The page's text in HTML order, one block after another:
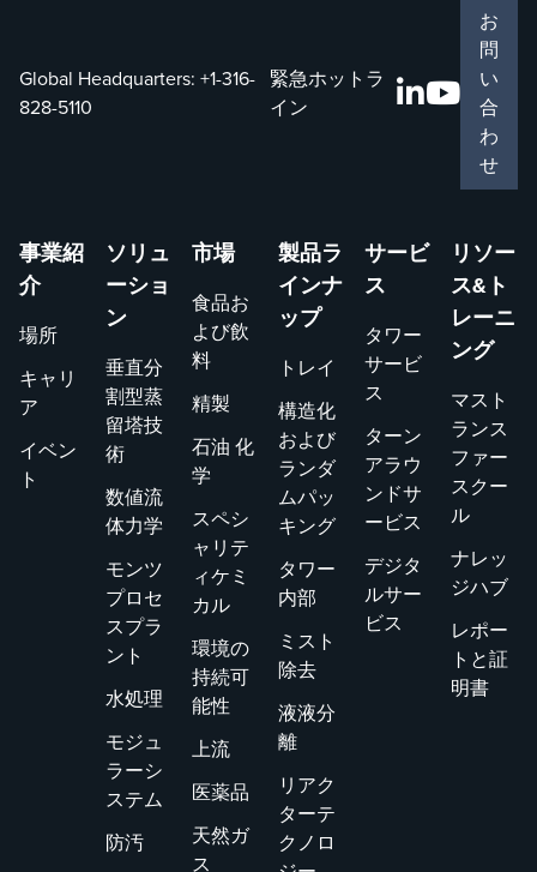
Global Headquarters: +1-316-
828-5110
緊急ホットラ
イン
お
問
い
合
わ
せ
事業紹
介
場所
キャリ
ア
イベン
ト
ソリュ
ーショ
ン
垂直分
割型蒸
留塔技
術
数値流
体力学
モンツ
プロセ
スプラ
ント
水処理
モジュ
ラーシ
ステム
防汚
市場
食品お
よび飲
料
精製
石油 化
学
スペシ
ャリテ
ィケミ
カル
環境の
持続可
能性
上流
医薬品
天然ガ
ス
製品ラ
インナ
ップ
トレイ
構造化
および
ランダ
ムパッ
キング
タワー
内部
ミスト
除去
液液分
離
リアク
ターテ
クノロ
サービ
ス
タワー
サービ
ス
ターン
アラウ
ンドサ
ービス
デジタ
ルサー
ビス
リソー
ス&ト
レーニ
ング
マスト
ランス
ファー
スクー
ル
ナレッ
ジハブ
レポー
トと証
明書